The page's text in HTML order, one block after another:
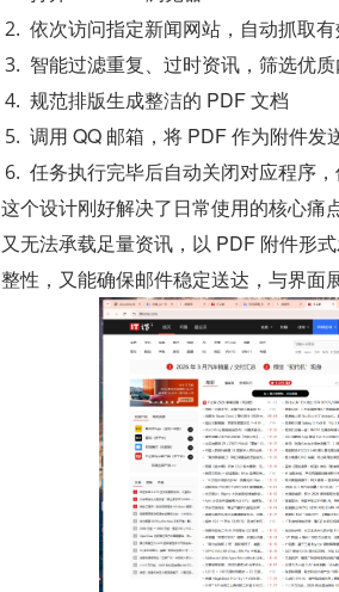
依次访问指定新闻网站，自动抓取
智能过滤重复、过时资讯，筛选优
规范排版生成整洁的 PDF 文档
调用 QQ 邮箱，将 PDF 作为附件发
任务执行完毕后自动关闭对应程序
这个设计刚好解决了日常使用的核心痛
又无法承载足量资讯，以 PDF 附件形
整性，又能确保邮件稳定送达，与界面